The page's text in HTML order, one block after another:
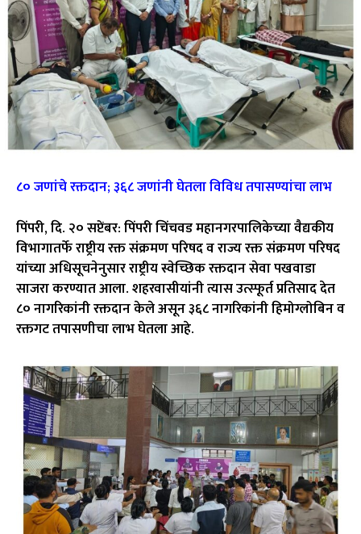
८० जणांचे रक्तदान; ३६८ जणांनी घेतला विविध तपासण्यांचा लाभ
पिंपरी, दि. २० सप्टेंबर: पिंपरी चिंचवड महानगरपालिकेच्या वैद्यकीय
विभागातर्फे राष्ट्रीय रक्त संक्रमण परिषद व राज्य रक्त संक्रमण परिषद
यांच्या अधिसूचनेनुसार राष्ट्रीय स्वेच्छिक रक्तदान सेवा पखवाडा
साजरा करण्यात आला. शहरवासीयांनी त्यास उत्स्फूर्त प्रतिसाद देत
८० नागरिकांनी रक्तदान केले असून ३६८ नागरिकांनी हिमोग्लोबिन व
रक्तगट तपासणीचा लाभ घेतला आहे.